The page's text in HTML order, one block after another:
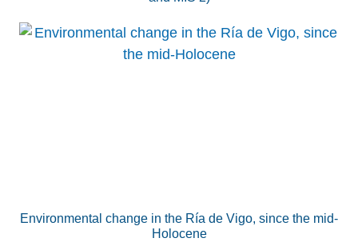
Environmental change in the Ría de Vigo, since the mid-
Holocene